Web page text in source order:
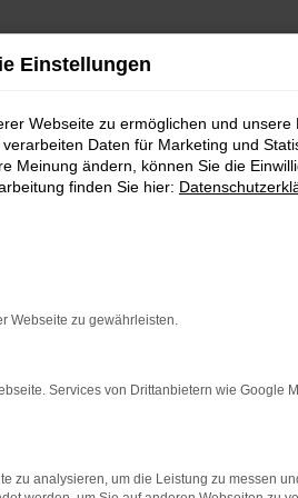
geeignet
Für Glauburg und
Bereich wie den
fest in der Wetterau
Service und viel
warum das so ist.
Einstellungen
Webseite zu ermöglichen und unsere
Daten für Marketing und
Meinung ändern, können Sie die
finden Sie hier:
Webseite zu gewährleisten.
Services von Drittanbietern wie Google
zu analysieren, um die Leistung zu messen